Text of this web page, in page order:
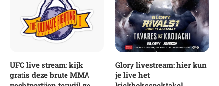
UFC live stream: kijk
gratis deze brute MMA
Glory livestream: hier kun
je live het